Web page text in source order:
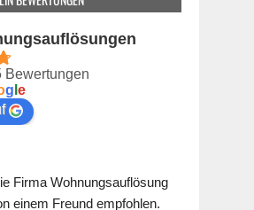
Bewertungen
g le
Firma Wohnungsauflösung
einem Freund empfohlen.